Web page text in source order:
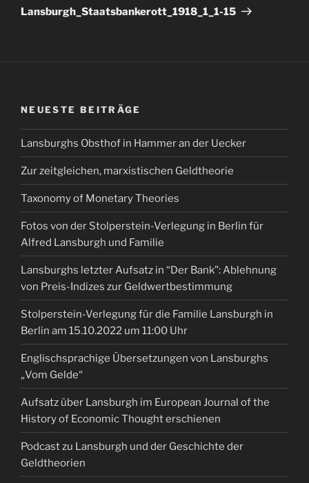
Beitrag
Lansburgh_Staatsbankerott_1918_1_1-15
NEUESTE BEITRÄGE
Lansburghs Obsthof in Hammer an der Uecker
Zur zeitgleichen, marxistischen Geldtheorie
Taxonomy of Monetary Theories
Fotos von der Stolperstein-Verlegung in Berlin für
Alfred Lansburgh und Familie
Lansburghs letzter Aufsatz in “Der Bank”: Ablehnung
von Preis-Indizes zur Geldwertbestimmung
Stolperstein-Verlegung für die Familie Lansburgh in
Berlin am 15.10.2022 um 11:00 Uhr
Englischsprachige Übersetzungen von Lansburghs
„Vom Gelde“
Aufsatz über Lansburgh im European Journal of the
History of Economic Thought erschienen
Podcast zu Lansburgh und der Geschichte der
Geldtheorien